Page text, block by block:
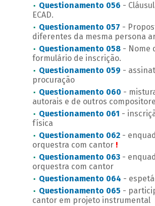
Questionamento 056 -
ECAD.
Questionamento 057 -
diferentes da mesma persona
Questionamento 058 - Nome
formulário de inscrição.
Questionamento 059 -
procuração
Questionamento 060 -
autorais e de outros
Questionamento 061 -
física
Questionamento 062 -
orquestra com cantor !
Questionamento 063 -
orquestra com cantor
Questionamento 064 -
Questionamento 065 -
cantor em projeto instrumental